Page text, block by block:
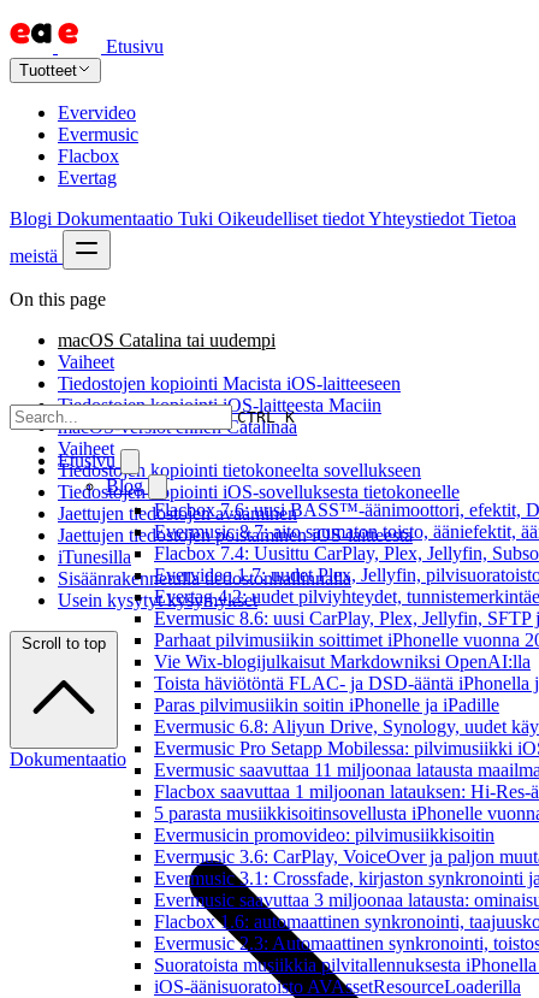
Etusivu
Tuotteet
Evervideo
Evermusic
Flacbox
Evertag
Blogi Dokumentaatio Tuki Oikeudelliset tiedotYhteystiedot Tietoa
meistä
CTRL K
Etusivu
Blog
Flacbox 7.6: uusi BASS™-äänimoottori, efektit,
Evermusic 8.7: aito saumaton toisto, ääniefektit,
Flacbox 7.4: Uusittu CarPlay, Plex, Jellyfin,
Evervideo 1.7: uudet Plex, Jellyfin,
Evertag 4.2: uudet pilviyhteydet,
Evermusic 8.6: uusi CarPlay, Plex, Jellyfin, SFTP
Parhaat pilvimusiikin soittimet iPhonelle vuonna
Vie Wix-blogijulkaisut Markdowniksi OpenAI:lla
Toista häviötöntä FLAC- ja DSD-ääntä iPhonella
Paras pilvimusiikin soitin iPhonelle ja iPadille
Evermusic 6.8: Aliyun Drive, Synology, uudet
Evermusic Pro Setapp Mobilessa: pilvimusiikki
Evermusic saavuttaa 11 miljoonaa latausta
Flacbox saavuttaa 1 miljoonan latauksen: Hi-Res-
5 parasta musiikkisoitinsovellusta iPhonelle
Evermusicin promovideo: pilvimusiikkisoitin
Evermusic 3.6: CarPlay, VoiceOver ja paljon
Evermusic 3.1: Crossfade, kirjaston synkronointi
Evermusic saavuttaa 3 miljoonaa latausta:
Flacbox 1.6: automaattinen synkronointi,
Evermusic 2.3: Automaattinen synkronointi,
Suoratoista musiikkia pilvitallennuksesta
iOS-äänisuoratoisto AVAssetResourceLoaderilla
On this page
macOS Catalina tai uudempi
Vaiheet
Tiedostojen kopiointi Macista iOS-laitteeseen
Tiedostojen kopiointi iOS-laitteesta Maciin
macOS-versiot ennen Catalinaa
Vaiheet
Tiedostojen kopiointi tietokoneelta sovellukseen
Tiedostojen kopiointi iOS-sovelluksesta tietokoneelle
Jaettujen tiedostojen avaaminen
Jaettujen tiedostojen poistaminen iOS-laitteesta
iTunesilla
Sisäänrakennetulla tiedostonhallinnalla
Usein kysytyt kysymykset
Scroll to top
Dokumentaatio